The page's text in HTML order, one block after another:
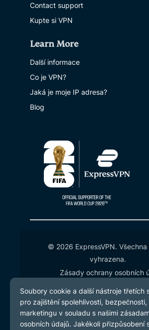
Contact support
Kupte si VPN
Learn More
Další informace
Co je VPN?
Jaká je moje IP adresa?
Blog
© 2026 ExpressVPN. Všechna
vyhrazena.
Zásady ochrany osobních
Smluvní podmínky
Předvolby souborů